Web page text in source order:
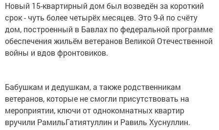
Новый 15-квартирный дом был возведён за короткий
срок - чуть более четырёх месяцев. Это 9-й по счёту
дом, построенный в Бавлах по федеральной программе
обеспечения жильём ветеранов Великой Отечественной
войны и вдов фронтовиков.
Бабушкам и дедушкам, а также родственникам
ветеранов, которые не смогли присутствовать на
мероприятии, ключи от однокомнатных квартир
вручили РамильГатиятуллин и Равиль Хуснуллин.